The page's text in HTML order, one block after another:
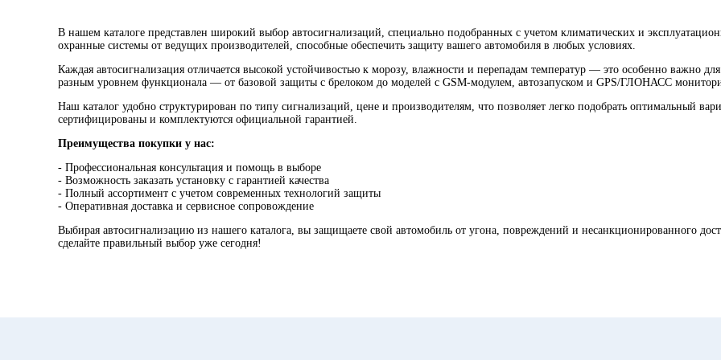
В нашем каталоге представлен широкий выбор автосигнализаций, специально подобранных с учетом климатических и
охранные системы от ведущих производителей, способные обеспечить защиту вашего автомобиля в любых условиях.
Каждая автосигнализация отличается высокой устойчивостью к морозу, влажности и перепадам температур — это особенно важно
разным уровнем функционала — от базовой защиты с брелоком до моделей с GSM-модулем, автозапуском и GPS/ГЛОНАСС
Наш каталог удобно структурирован по типу сигнализаций, цене и производителям, что позволяет легко подобрать оптимальный
сертифицированы и комплектуются официальной гарантией.
Преимущества покупки у нас:
- Профессиональная консультация и помощь в выборе
- Возможность заказать установку с гарантией качества
- Полный ассортимент с учетом современных технологий защиты
- Оперативная доставка и сервисное сопровождение
Выбирая автосигнализацию из нашего каталога, вы защищаете свой автомобиль от угона, повреждений и несанкционированного
сделайте правильный выбор уже сегодня!